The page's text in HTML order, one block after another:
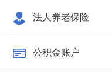
法人养老保险
公积金账户